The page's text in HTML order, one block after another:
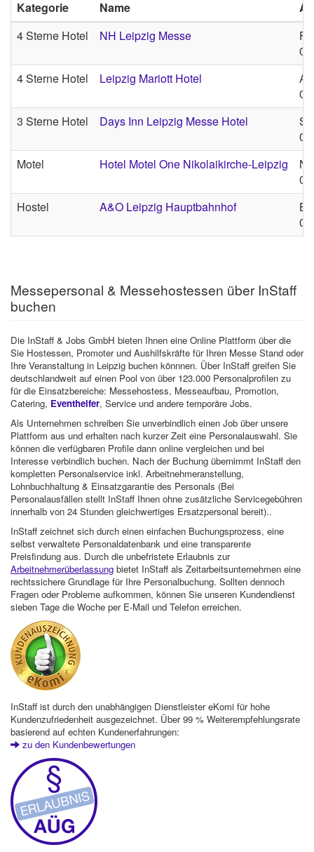
Kategorie Name
4 Sterne Hotel
NH Leipzig Messe
4 Sterne Hotel
Leipzig Mariott Hotel
3 Sterne Hotel
Days Inn Leipzig Messe Hotel
Motel
Hotel Motel One Nikolaikirche-Leipzig
Hostel
A&O Leipzig Hauptbahnhof
Messepersonal & Messehostessen über InStaff
buchen
Die InStaff & Jobs GmbH bieten Ihnen eine Online Plattform über die
Sie Hostessen, Promoter und Aushilfskräfte für Ihren Messe Stand oder
Ihre Veranstaltung in Leipzig buchen könnnen. Über InStaff greifen Sie
deutschlandweit auf einen Pool von über 123.000 Personalprofilen zu
für die Einsatzbereiche: Messehostess, Messeaufbau, Promotion,
Catering, Eventhelfer, Service und andere temporäre Jobs.
Als Unternehmen schreiben Sie unverbindlich einen Job über unsere
Plattform aus und erhalten nach kurzer Zeit eine Personalauswahl. Sie
können die verfügbaren Profile dann online vergleichen und bei
Interesse verbindlich buchen. Nach der Buchung übernimmt InStaff den
kompletten Personalservice inkl. Arbeitnehmeranstellung,
Lohnbuchhaltung & Einsatzgarantie des Personals (Bei
Personalausfällen stellt InStaff Ihnen ohne zusätzliche Servicegebühren
innerhalb von 24 Stunden gleichwertiges Ersatzpersonal bereit)..
InStaff zeichnet sich durch einen einfachen Buchungsprozess, eine
selbst verwaltete Personaldatenbank und eine transparente
Preisfindung aus. Durch die unbefristete Erlaubnis zur
Arbeitnehmerüberlassung bietet InStaff als Zeitarbeitsunternehmen eine
rechtssichere Grundlage für Ihre Personalbuchung. Sollten dennoch
Fragen oder Probleme aufkommen, können Sie unseren Kundendienst
sieben Tage die Woche per E-Mail und Telefon erreichen.
InStaff ist durch den unabhängigen Dienstleister eKomi für hohe
Kundenzufriedenheit ausgezeichnet. Über 99 % Weiterempfehlungsrate
basierend auf echten Kundenerfahrungen:
zu den Kundenbewertungen